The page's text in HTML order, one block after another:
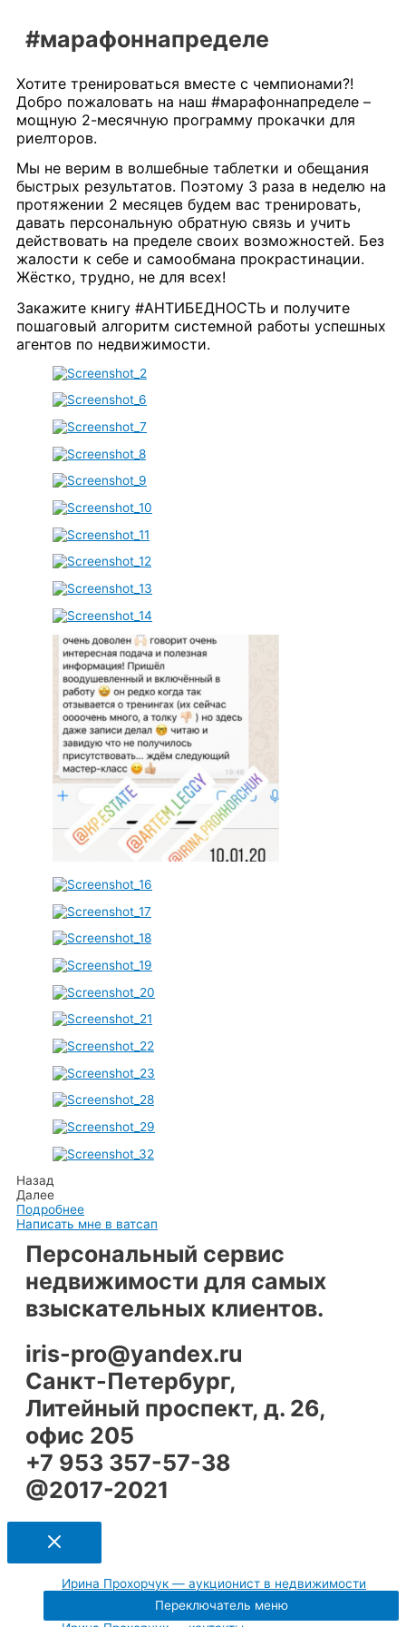
#марафоннапределе
Хотите тренироваться вместе с чемпионами?!
Добро пожаловать на наш #марафоннапределе –
мощную 2-месячную программу прокачки для
риелторов.
Мы не верим в волшебные таблетки и обещания
быстрых результатов. Поэтому 3 раза в неделю на
протяжении 2 месяцев будем вас тренировать,
давать персональную обратную связь и учить
действовать на пределе своих возможностей. Без
жалости к себе и самообмана прокрастинации.
Жёстко, трудно, не для всех!
Закажите книгу #АНТИБЕДНОСТЬ и получите
пошаговый алгоритм системной работы успешных
агентов по недвижимости.
Назад
Далее
Подробнее
Написать мне в ватсап
Персональный сервис
недвижимости для самых
взыскательных клиентов.
iris-pro@yandex.ru
Санкт-Петербург,
Литейный проспект, д. 26,
офис 205
+7 953 357-57-38
@2017-2021
Ирина Прохорчук — аукционист в недвижимости
Переключатель меню